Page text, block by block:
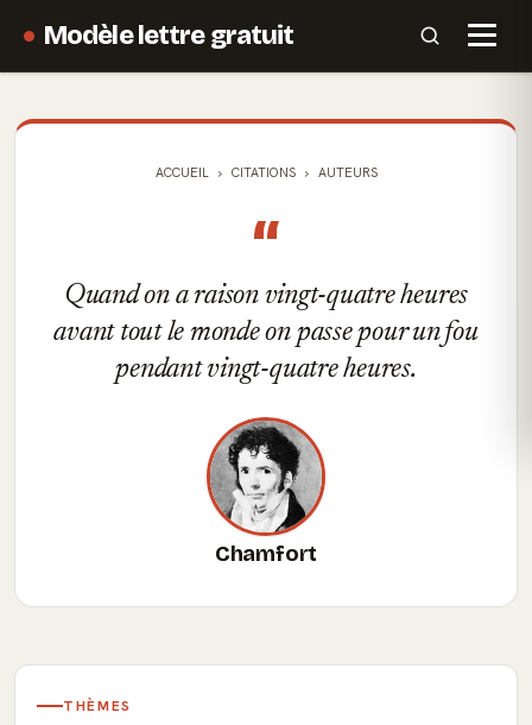
Modèle lettre gratuit
ACCUEIL CITATIONS AUTEURS
“
Quand on a raison vingt-quatre heures
avant tout le monde on passe pour un fou
pendant vingt-quatre heures.
Chamfort
THÈMES